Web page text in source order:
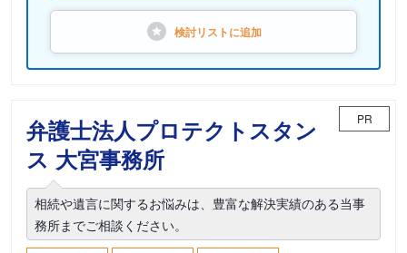
検討リストに追加
弁護士法人プロテクトスタン
ス 大宮事務所
PR
相続や遺言に関するお悩みは、豊富な解決実績のある当事
務所までご相談ください。